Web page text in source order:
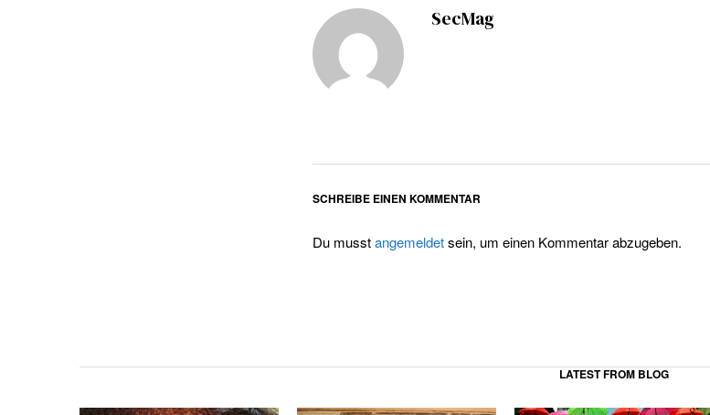
SecMag
SCHREIBE EINEN KOMMENTAR
Du musstangemeldetsein, um einen Kommentar abzugeben.
LATEST FROM BLOG